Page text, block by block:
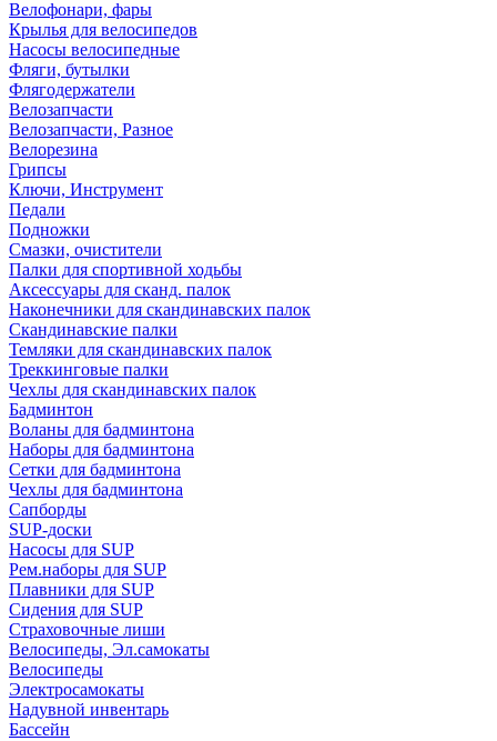
Велофонари, фары
Крылья для велосипедов
Насосы велосипедные
Фляги, бутылки
Флягодержатели
Велозапчасти
Велозапчасти, Разное
Велорезина
Грипсы
Ключи, Инструмент
Педали
Подножки
Смазки, очистители
Палки для спортивной ходьбы
Аксессуары для сканд. палок
Наконечники для скандинавских палок
Скандинавские палки
Темляки для скандинавских палок
Треккинговые палки
Чехлы для скандинавских палок
Бадминтон
Воланы для бадминтона
Наборы для бадминтона
Сетки для бадминтона
Чехлы для бадминтона
Сапборды
SUP-доски
Насосы для SUP
Рем.наборы для SUP
Плавники для SUP
Сидения для SUP
Страховочные лиши
Велосипеды, Эл.самокаты
Велосипеды
Электросамокаты
Надувной инвентарь
Бассейн